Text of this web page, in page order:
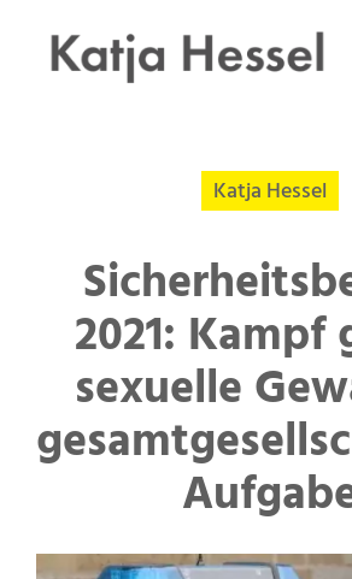
springen
Katja Hessel
2021: Kampf
sexuelle